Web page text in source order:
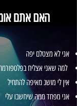
?האם אתם
אני לא מצטלם יפה
למה שאני אצליח בפלטפורמה
אין לי מושג מאיפה להתחיל
אני מפחד ממה שיחשבו עלי